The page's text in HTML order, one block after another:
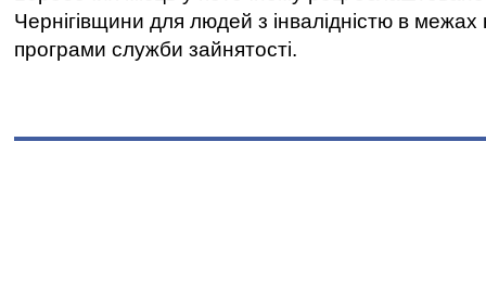
Чернігівщини для людей з інвалідністю в межах
програми служби зайнятості.